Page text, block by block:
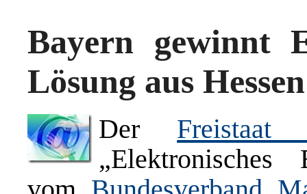
Bayern gewinnt
Lösung aus Hessen
Der Freistaat
„Elektronisches